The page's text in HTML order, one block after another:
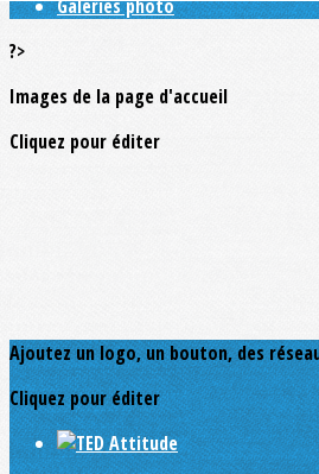
Galeries photo
?>
Images de la page d'accueil
Cliquez pour éditer
Ajoutez un logo, un bouton, des
Cliquez pour éditer